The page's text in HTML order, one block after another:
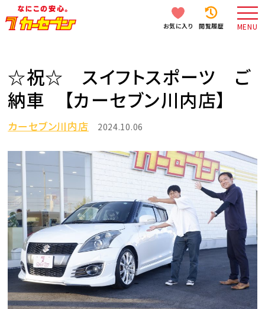
お気に入り 閲覧履歴 MENU
☆祝☆ スイフトスポーツ ご
納車 【カーセブン川内店】
カーセブン川内店 2024.10.06